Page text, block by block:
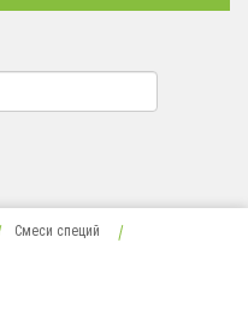
Cмеси специй